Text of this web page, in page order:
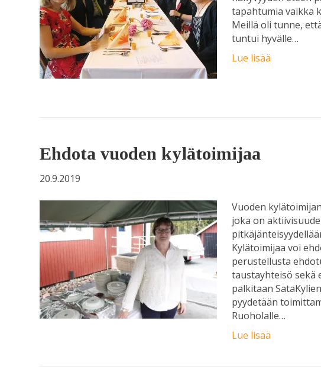
tapahtumia vaikka
Meillä oli tunne,
tuntui hyvälle…
Lue lisää
Ehdota vuoden kylätoimijaa
20.9.2019
Vuoden
joka on
Kylätoimijaa voi
perustellusta
taustayhteisö sekä
palkitaan
pyydetään
Ruoholalle…
Lue lisää